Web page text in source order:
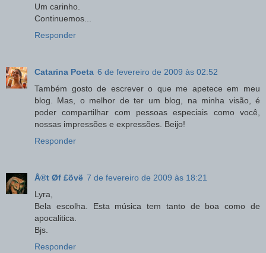
Um carinho.
Continuemos...
Responder
Catarina Poeta 6 de fevereiro de 2009 às 02:52
Também gosto de escrever o que me apetece em meu
blog. Mas, o melhor de ter um blog, na minha visão, é
poder compartilhar com pessoas especiais como você,
nossas impressões e expressões. Beijo!
Responder
Å®t Øf £övë 7 de fevereiro de 2009 às 18:21
Lyra,
Bela escolha. Esta música tem tanto de boa como de
apocalitica.
Bjs.
Responder